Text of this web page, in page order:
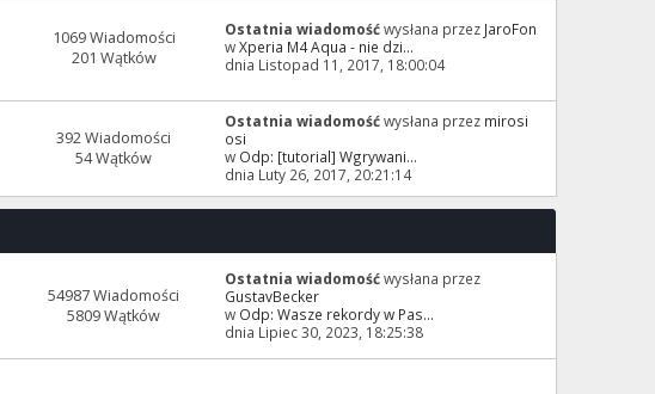
1069 Wiadomości
201 Wątków
Ostatnia wiadomośćwysłana przez JaroFon
wXperia M4 Aqua - nie dzi...
dnia Listopad 11, 2017, 18:00:04
392 Wiadomości
54 Wątków
Ostatnia wiadomośćwysłana przez mirosi
osi
w Odp: [tutorial] Wgrywani...
dnia Luty 26, 2017, 20:21:14
54987 Wiadomości
5809 Wątków
Ostatnia wiadomośćwysłana przez
GustavBecker
w Odp: Wasze rekordy w Pas...
dnia Lipiec 30, 2023, 18:25:38